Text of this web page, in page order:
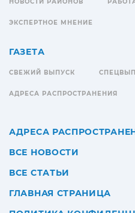
НОВОСТИ РАЙОНОВ
ЭКСПЕРТНОЕ МНЕНИЕ
ГАЗЕТА
СВЕЖИЙ ВЫПУСК
АДРЕСА РАСПРОСТРАНЕНИЯ
АДРЕСА
ВСЕ НОВОСТИ
ВСЕ СТАТЬИ
ГЛАВНАЯ СТРАНИЦА